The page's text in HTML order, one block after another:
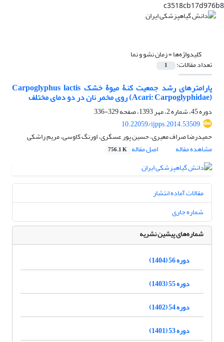
c3518cb17d976b8
کلیدواژه‌ها =زمان نشو و نما
تعداد مقالات: 1
پارامترهای رشد جمعیت کنۀ میوۀ خشک Carpoglyphus lactis
(Acari: Carpoglyphidae) روی مخمر نان در دو دمای مختلف
دوره 45، شماره 2، مهر 1393، صفحه
329-336
10.22059/ijpps.2014.53509
حمیدرضا صراف معیری، حسین پور عسگری، اورنگ کاوسی، مریم راشکی
مشاهده مقاله
اصل مقاله 756.1 K
مقالات آماده انتشار
شماره جاری
شماره‌های پیشین نشریه
دوره 56 (1404)
دوره 55 (1403)
دوره 54 (1402)
دوره 53 (1401)